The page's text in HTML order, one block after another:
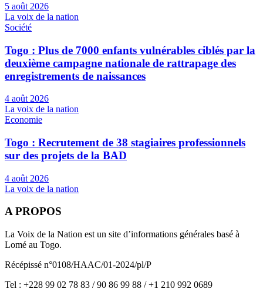
5 août 2026
La voix de la nation
Société
Togo : Plus de 7000 enfants vulnérables ciblés par la
deuxième campagne nationale de rattrapage des
enregistrements de naissances
4 août 2026
La voix de la nation
Economie
Togo : Recrutement de 38 stagiaires professionnels
sur des projets de la BAD
4 août 2026
La voix de la nation
A PROPOS
La Voix de la Nation est un site d’informations générales basé à
Lomé au Togo.
Récépissé n°0108/HAAC/01-2024/pl/P
Tel : +228 99 02 78 83 / 90 86 99 88 / +1 210 992 0689